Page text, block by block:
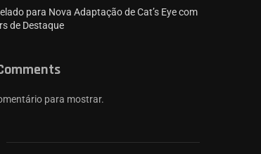
para Nova Adaptação de Cat’s Eye com
de Destaque
para mostrar.